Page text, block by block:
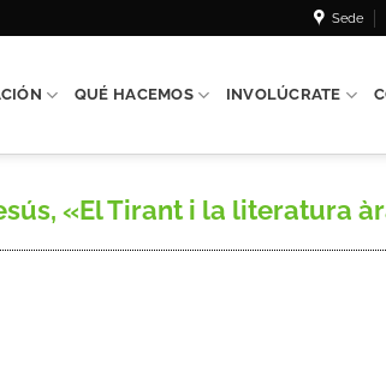
Sede
QUÉ HACEMOS INVOLÚCRATE
«El Tirant i la literatura